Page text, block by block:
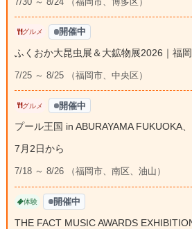
グルメ 開催中
ふくおか大昆虫展＆大鉱物展2026｜福
7/25 ～ 8/25 （福岡市、中央区）
グルメ 開催中
プール王国 in ABURAYAMA FUKUOKA
7月2日から
7/18 ～ 8/26 （福岡市、南区、油山）
体験 開催中
THE FACT MUSIC AWARDS